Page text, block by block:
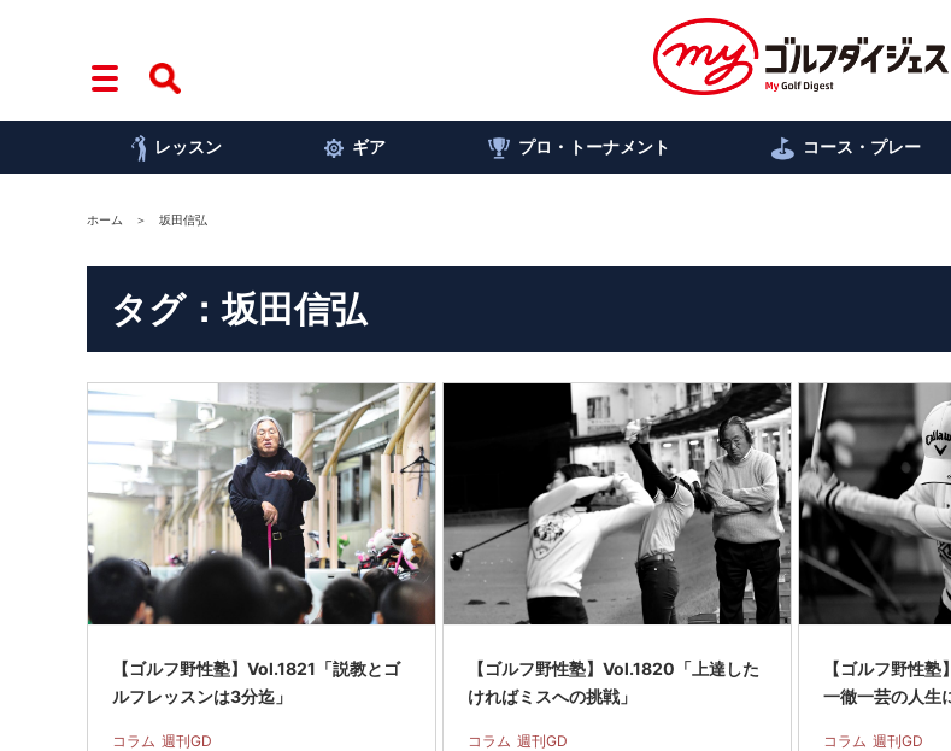
レッスン ギア プロ・トーナメント コース・プレー
ホーム 坂田信弘
タグ：坂田信弘
【ゴルフ野性塾】Vol.1821「説教とゴ
ルフレッスンは3分迄」
コラム 週刊GD
【ゴルフ野性塾】Vol.1820「上達した
ければミスへの挑戦」
コラム 週刊GD
【ゴルフ野性
一徹一芸の人生
コラム 週刊GD